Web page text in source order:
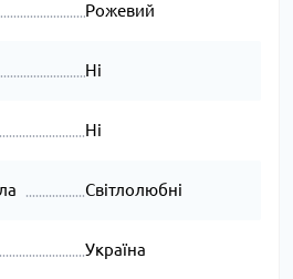
Рожевий
Ні
Ні
Світлолюбні
Україна